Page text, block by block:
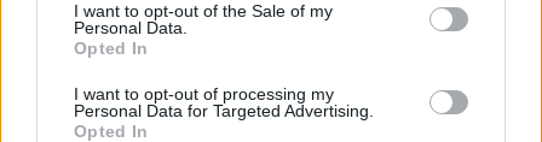
I want to opt-out of the Sale of my
Personal Data.
Opted In
I want to opt-out of processing my
Personal Data for Targeted Advertising.
Opted In